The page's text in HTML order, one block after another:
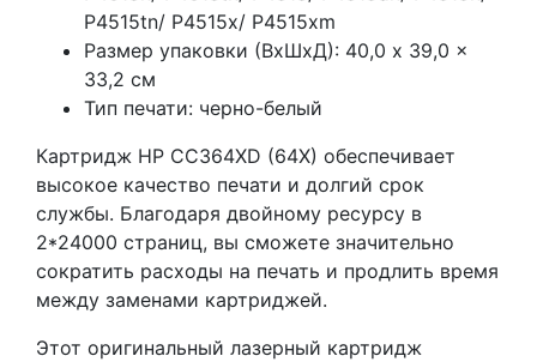
P4515tn/ P4515x/ P4515xm
Размер упаковки (ВхШхД): 40,0 x 39,0 x
33,2 см
Тип печати: черно-белый
Картридж HP CC364XD (64X) обеспечивает
высокое качество печати и долгий срок
службы. Благодаря двойному ресурсу в
2*24000 страниц, вы сможете значительно
сократить расходы на печать и продлить время
между заменами картриджей.
Этот оригинальный лазерный картридж